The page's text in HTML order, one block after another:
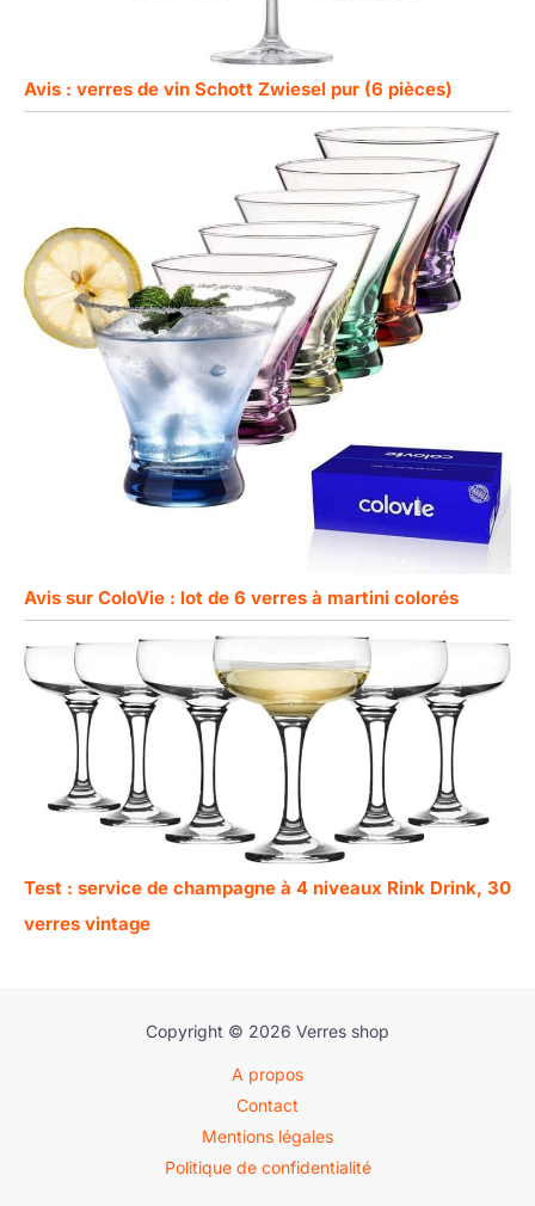
Avis : verres de vin Schott Zwiesel pur (6 pièces)
Avis sur ColoVie : lot de 6 verres à martini colorés
Test : service de champagne à 4 niveaux Rink Drink, 30
verres vintage
Copyright © 2026 Verres shop
A propos
Contact
Mentions légales
Politique de confidentialité